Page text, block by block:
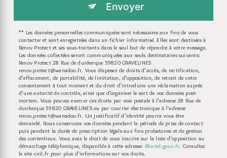
Envoyer
** Les données personnelles communiquées sont nécessaires aux fins de vous
contacter et sont enregistrées dans un fichier informatisé. Elles sont destinées à
Renov Protect et ses sous-traitants dans le seul but de répondre à votre message.
Les données collectées seront communiquées aux seuls destinataires suivants:
Renov Protect 28 Rue de dunkerque 59820 GRAVELINES
renov.protect@wanadoo.fr. Vous disposez de droits d’accès, de rectification,
d’effacement, de portabilité, de limitation, d’opposition, de retrait de votre
consentement à tout moment et du droit d’introduire une réclamation auprès
d’une autorité de contrôle, ainsi que d’organiser le sort de vos données post-
mortem. Vous pouvez exercer ces droits par voie postale à l'adresse 28 Rue de
dunkerque 59820 GRAVELINES ou par courrier électronique à l'adresse
renov.protect@wanadoo.fr. Un justificatif d'identité pourra vous être
demandé. Nous conservons vos données pendant la période de prise de contact
puis pendant la durée de prescription légale aux fins probatoires et de gestion
des contentieux. Vous avez le droit de vous inscrire sur la liste d'opposition au
démarchage téléphonique, disponible à cette adresse:
Bloctel.gouv.fr. Consultez
le site cnil.fr pour plus d’informations sur vos droits.